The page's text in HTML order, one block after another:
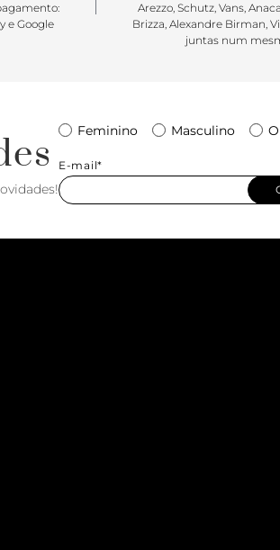
e Google
Arezzo, Schutz, Vans,
Brizza, Alexandre Birman,
juntas num
Feminino Masculino
E-mail*